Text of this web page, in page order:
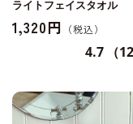
ライトフェイスタオル
1,320円
4.7 （